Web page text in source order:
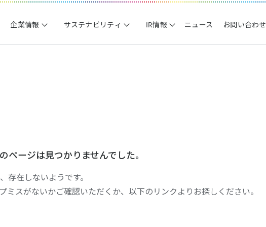
企業情報 サステナビリティ IR情報 ニュース お問い合わせ
ページは見つかりませんでした。
存在しないようです。
ミスがないかご確認いただくか、以下のリンクよりお探しください。